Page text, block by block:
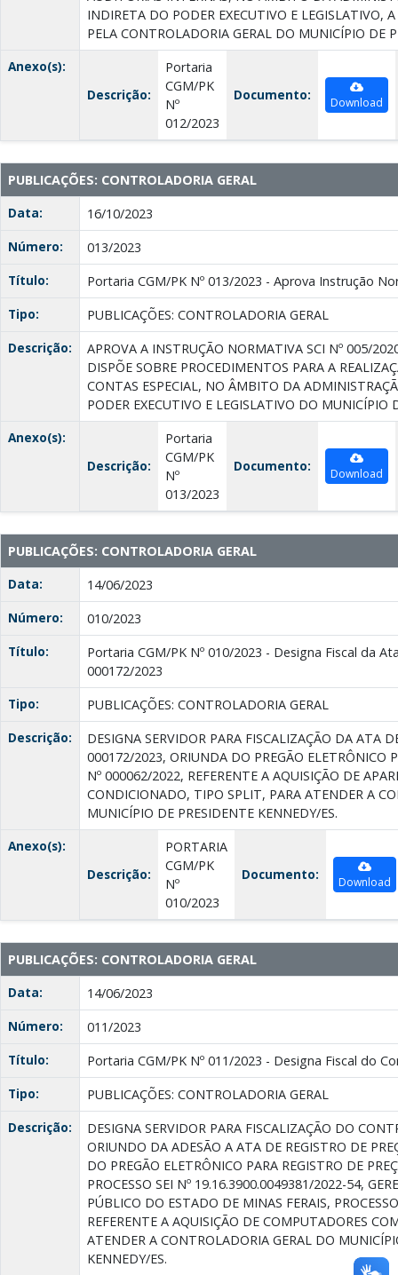
INDIRETA DO PODER EXECUTIVO E LEGISLATIVO,
PELA CONTROLADORIA GERAL DO MUNICÍPIO DE
Anexo(s):
Descrição:
Portaria
CGM/PK
Nº
012/2023
Documento: Download
PUBLICAÇÕES: CONTROLADORIA GERAL
Data:
16/10/2023
Número:
013/2023
Título:
Portaria CGM/PK Nº 013/2023 - Aprova Instrução
Tipo:
PUBLICAÇÕES: CONTROLADORIA GERAL
Descrição:
APROVA A INSTRUÇÃO NORMATIVA SCI Nº 005/
DISPÕE SOBRE PROCEDIMENTOS PARA A
CONTAS ESPECIAL, NO ÂMBITO DA
PODER EXECUTIVO E LEGISLATIVO DO MUNICÍPIO
Anexo(s):
Descrição:
Portaria
CGM/PK
Nº
013/2023
Documento: Download
PUBLICAÇÕES: CONTROLADORIA GERAL
Data:
14/06/2023
Número:
010/2023
Título:
Portaria CGM/PK Nº 010/2023 - Designa Fiscal da
000172/2023
Tipo:
PUBLICAÇÕES: CONTROLADORIA GERAL
Descrição:
DESIGNA SERVIDOR PARA FISCALIZAÇÃO DA ATA
000172/2023, ORIUNDA DO PREGÃO ELETRÔNICO
Nº 000062/2022, REFERENTE A AQUISIÇÃO DE
CONDICIONADO, TIPO SPLIT, PARA ATENDER A
MUNICÍPIO DE PRESIDENTE KENNEDY/ES.
Anexo(s):
Descrição:
PORTARIA
CGM/PK
Nº
010/2023
Documento: Download
PUBLICAÇÕES: CONTROLADORIA GERAL
Data:
14/06/2023
Número:
011/2023
Título:
Portaria CGM/PK Nº 011/2023 - Designa Fiscal do
Tipo:
PUBLICAÇÕES: CONTROLADORIA GERAL
Descrição:
DESIGNA SERVIDOR PARA FISCALIZAÇÃO DO
ORIUNDO DA ADESÃO A ATA DE REGISTRO DE
DO PREGÃO ELETRÔNICO PARA REGISTRO DE
PROCESSO SEI Nº 19.16.3900.0049381/2022-54,
PÚBLICO DO ESTADO DE MINAS FERAIS,
REFERENTE A AQUISIÇÃO DE COMPUTADORES
ATENDER A CONTROLADORIA GERAL DO
KENNEDY/ES.